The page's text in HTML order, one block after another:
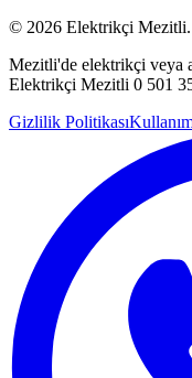
© 2026 Elektrikçi Mezitli.
Mezitli'de elektrikçi veya
Elektrikçi Mezitli 0 501
Gizlilik Politikası